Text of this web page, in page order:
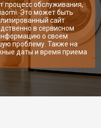
от 2100 ₽ Заказать
от 3800 ₽ Заказать
от 2100 ₽ Заказать
от 2550 ₽ Заказать
процесс обслуживания,
Это может быть
сайт
в сервисном
о своем
проблему. Также на
даты и время приема